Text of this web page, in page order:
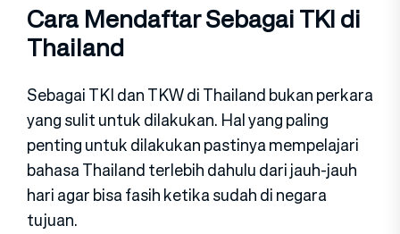
Cara Mendaftar Sebagai TKI di
Thailand
Sebagai TKI dan TKW di Thailand bukan perkara
yang sulit untuk dilakukan. Hal yang paling
penting untuk dilakukan pastinya mempelajari
bahasa Thailand terlebih dahulu dari jauh-jauh
hari agar bisa fasih ketika sudah di negara
tujuan.